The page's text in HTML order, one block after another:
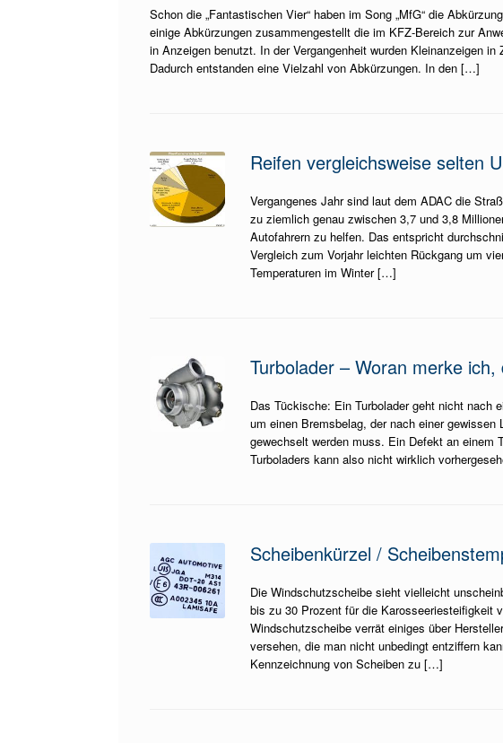
Schon die „Fantastischen Vier“ haben im Song „MfG“ die
einige Abkürzungen zusammengestellt die im KFZ-Bereich zur
in Anzeigen benutzt. In der Vergangenheit wurden Kleinanzeigen
Dadurch entstanden eine Vielzahl von Abkürzungen. In den […]
Reifen vergleichsweise selten
Vergangenes Jahr sind laut dem ADAC die
zu ziemlich genau zwischen 3,7 und 3,8
Autofahrern zu helfen. Das entspricht
Vergleich zum Vorjahr leichten Rückgang um
Temperaturen im Winter […]
Turbolader – Woran merke
Das Tückische: Ein Turbolader geht nicht
um einen Bremsbelag, der nach einer
gewechselt werden muss. Ein Defekt an einem
Turboladers kann also nicht wirklich
Scheibenkürzel /
Die Windschutzscheibe sieht vielleicht
bis zu 30 Prozent für die Karosseeriesteifigkeit
Windschutzscheibe verrät einiges über
versehen, die man nicht unbedingt entziffern
Kennzeichnung von Scheiben zu […]